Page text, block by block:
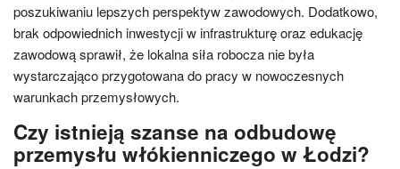
poszukiwaniu lepszych perspektyw zawodowych. Dodatkowo,
brak odpowiednich inwestycji w infrastrukturę oraz edukację
zawodową sprawił, że lokalna siła robocza nie była
wystarczająco przygotowana do pracy w nowoczesnych
warunkach przemysłowych.
Czy istnieją szanse na odbudowę
przemysłu włókienniczego w Łodzi?